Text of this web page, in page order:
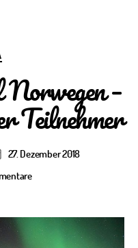
–
Teilnehmer
27. Dezember 2018
zu
Travel
Norwegen